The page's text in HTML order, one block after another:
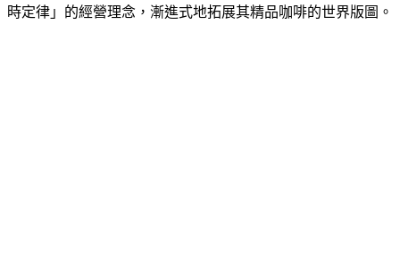
時定律」的經營理念，漸進式地拓展其精品咖啡的世界版圖。